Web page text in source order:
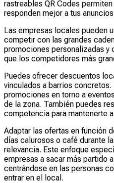
rastreables QR Codes
responden mejor a tus
Las empresas locales pueden
competir con las grandes
promociones personalizadas y
que los competidores más
Puedes ofrecer descuentos
vinculados a barrios concretos.
promociones en torno a
de la zona. También puedes
competencia para mantenerte
Adaptar las ofertas en función
días calurosos o café durante
relevancia. Este enfoque
empresas a sacar más partido
centrándose en las personas
entrar en el local.